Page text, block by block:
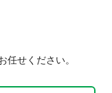
任せください。